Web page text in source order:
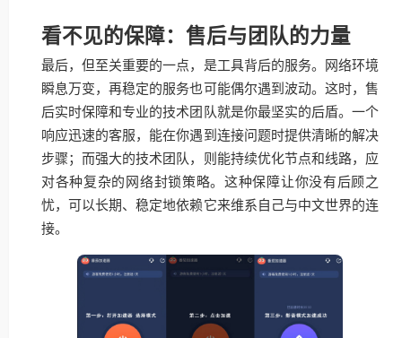
看不见的保障：售后与团队的力量
最后，但至关重要的一点，是工具背后的服务。网络环境
瞬息万变，再稳定的服务也可能偶尔遇到波动。这时，售
后实时保障和专业的技术团队就是你最坚实的后盾。一个
响应迅速的客服，能在你遇到连接问题时提供清晰的解决
步骤；而强大的技术团队，则能持续优化节点和线路，应
对各种复杂的网络封锁策略。这种保障让你没有后顾之
忧，可以长期、稳定地依赖它来维系自己与中文世界的连
接。